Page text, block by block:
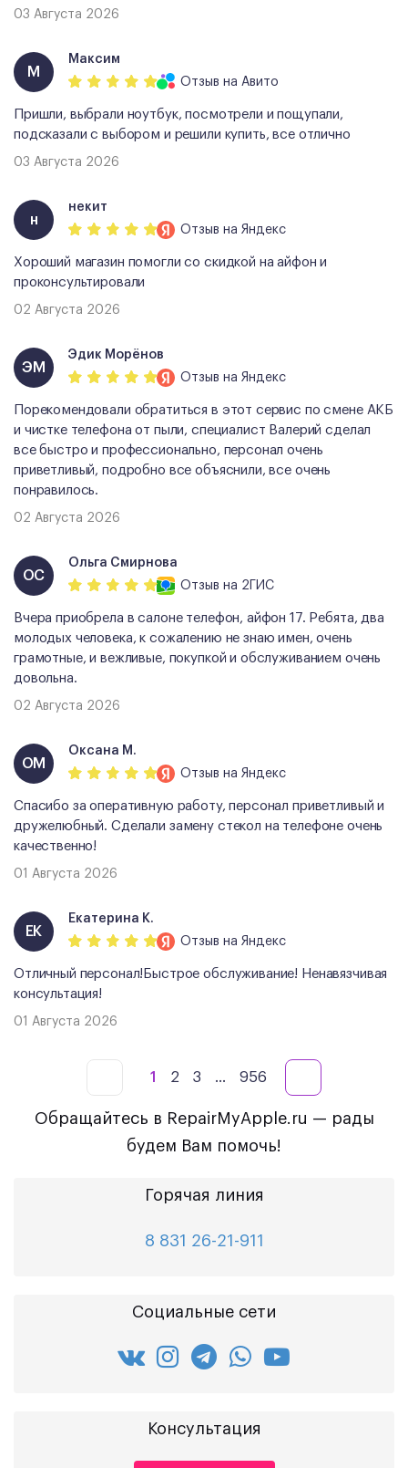
03 Августа 2026
М
Максим
Отзыв на Авито
Пришли, выбрали ноутбук, посмотрели и пощупали,
подсказали с выбором и решили купить, все отлично
03 Августа 2026
н
некит
Отзыв на Яндекс
Хороший магазин помогли со скидкой на айфон и
проконсультировали
02 Августа 2026
ЭМ
Эдик Морёнов
Отзыв на Яндекс
Порекомендовали обратиться в этот сервис по смене АКБ
и чистке телефона от пыли, специалист Валерий сделал
все быстро и профессионально, персонал очень
приветливый, подробно все объяснили, все очень
понравилось.
02 Августа 2026
ОС
Ольга Смирнова
Отзыв на 2ГИС
Вчера приобрела в салоне телефон, айфон 17. Ребята, два
молодых человека, к сожалению не знаю имен, очень
грамотные, и вежливые, покупкой и обслуживанием очень
довольна.
02 Августа 2026
ОМ
Оксана М.
Отзыв на Яндекс
Спасибо за оперативную работу, персонал приветливый и
дружелюбный. Сделали замену стекол на телефоне очень
качественно!
01 Августа 2026
ЕК
Екатерина К.
Отзыв на Яндекс
Отличный персонал!Быстрое обслуживание! Ненавязчивая
консультация!
01 Августа 2026
1 2 3 ... 956
Обращайтесь в RepairMyApple.ru — рады
будем Вам помочь!
Горячая линия
8 831 26-21-911
Социальные сети
Консультация